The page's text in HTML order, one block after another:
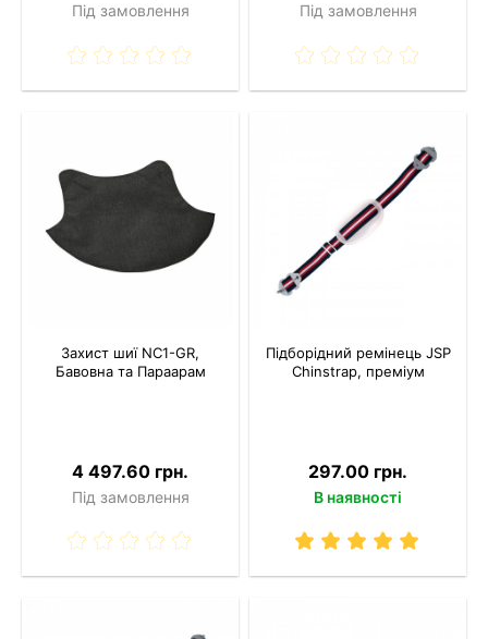
Під замовлення Під замовлення
Захист шиї NC1-GR,
Бавовна та Параарам
4 497.60 грн.
Під замовлення
Підборідний ремінець JSP
Chinstrap, преміум
297.00 грн.
В наявності